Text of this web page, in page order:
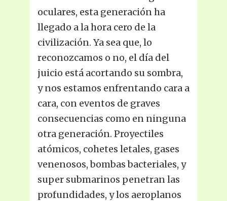
oculares, esta generación ha
llegado a la hora cero de la
civilización. Ya sea que, lo
reconozcamos o no, el día del
juicio está acortando su sombra,
y nos estamos enfrentando cara a
cara, con eventos de graves
consecuencias como en ninguna
otra generación. Proyectiles
atómicos, cohetes letales, gases
venenosos, bombas bacteriales, y
super submarinos penetran las
profundidades, y los aeroplanos